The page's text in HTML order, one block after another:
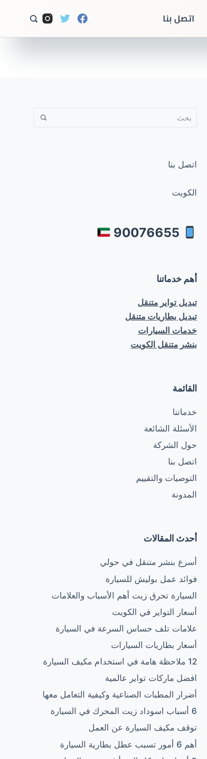
ت
اتصل بنا
اتصل بنا
الكويت
أهم خدماتنا
تبديل تواير متنقل
تبديل بطاريات متنقل
خدمات السيارات
بنشر متنقل الكويت
القائمة
خدماتنا
الأسئلة الشائعة
حول الشركة
اتصل بنا
التوصيات والتقييم
المدونة
أحدث المقالات
أسرع بنشر متنقل في حولي
فوائد عمل بوليش للسيارة
السيارة تحرق زيت أهم الأسباب والعلامات
أسعار التواير في الكويت
علامات تلف حساس السرعة في السيارة
أسعار بطاريات السيارات
12 ملاحظة هامة في استخدام مكيف السيارة
افضل ماركات تواير عالمية
أضرار المطبات الصناعية وكيفية التعامل معها
6 أسباب اسوداد زيت المحرك في السيارة
توقف مكيف السيارة عن العمل
أهم 6 أمور تسبب عطل بطارية السيارة